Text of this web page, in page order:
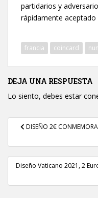
partidarios y
rápidamente
francia coincard
DEJA UNA RESPUESTA
Lo siento, debes estar
Navegación
entradas
DISEÑO 2€
Diseño Vaticano 2021, 2